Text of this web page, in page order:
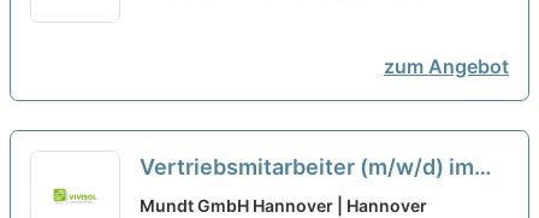
zum Angebot
Vertriebsmitarbeiter (m/w/d) im
Innendienst im Bereich
Mundt GmbH Hannover | Hannover